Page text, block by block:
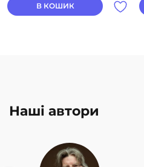
В КОШИК
Наші автори